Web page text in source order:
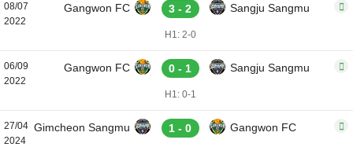
08/07
2022
Gangwon FC 3 - 2 Sangju Sangmu
H1: 2-0
06/09
2022
Gangwon FC 0 - 1 Sangju Sangmu
H1: 0-1
27/04
2024
Gimcheon Sangmu 1 - 0 Gangwon FC